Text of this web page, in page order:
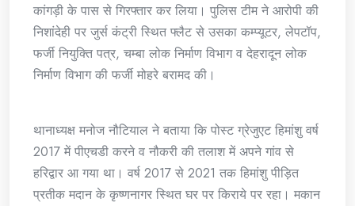
कांगड़ी के पास से गिरफ्तार कर लिया। पुलिस टीम ने आरोपी की
निशांदेही पर जुर्स कंट्री स्थित फ्लैट से उसका कम्प्यूटर, लेपटॉप,
फर्जी नियुक्ति पत्र, चम्बा लोक निर्माण विभाग व देहरादून लोक
निर्माण विभाग की फर्जी मोहरे बरामद की।
थानाध्यक्ष मनोज नौटियाल ने बताया कि पोस्ट ग्रेजुएट हिमांशु वर्ष
2017 में पीएचडी करने व नौकरी की तलाश में अपने गांव से
हरिद्वार आ गया था। वर्ष 2017 से 2021 तक हिमांशु पीड़ित
प्रतीक मदान के कृष्णनागर स्थित घर पर किराये पर रहा। मकान